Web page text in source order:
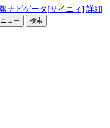
ナビゲータ[サイニィ] 詳細
ュー 検索